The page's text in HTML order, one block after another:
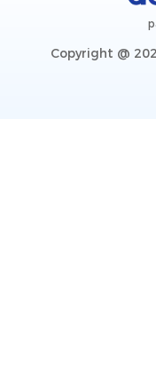
Copyright @